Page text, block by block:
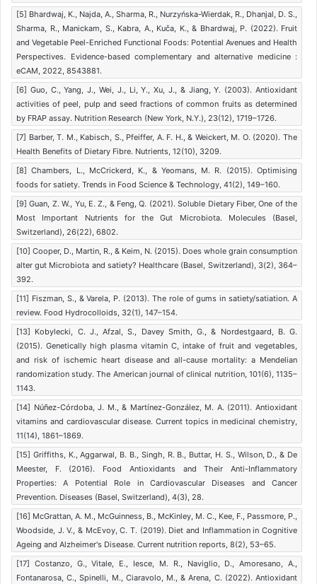
[5] Bhardwaj, K., Najda, A., Sharma, R., Nurzyńska-Wierdak, R., Dhanjal, D. S.,
Sharma, R., Manickam, S., Kabra, A., Kuča, K., & Bhardwaj, P. (2022). Fruit
and Vegetable Peel-Enriched Functional Foods: Potential Avenues and Health
Perspectives. Evidence-based complementary and alternative medicine :
eCAM, 2022, 8543881.
[6] Guo, C., Yang, J., Wei, J., Li, Y., Xu, J., & Jiang, Y. (2003). Antioxidant
activities of peel, pulp and seed fractions of common fruits as determined
by FRAP assay. Nutrition Research (New York, N.Y.), 23(12), 1719–1726.
[7] Barber, T. M., Kabisch, S., Pfeiffer, A. F. H., & Weickert, M. O. (2020). The
Health Benefits of Dietary Fibre. Nutrients, 12(10), 3209.
[8] Chambers, L., McCrickerd, K., & Yeomans, M. R. (2015). Optimising
foods for satiety. Trends in Food Science & Technology, 41(2), 149–160.
[9] Guan, Z. W., Yu, E. Z., & Feng, Q. (2021). Soluble Dietary Fiber, One of the
Most Important Nutrients for the Gut Microbiota. Molecules (Basel,
Switzerland), 26(22), 6802.
[10] Cooper, D., Martin, R., & Keim, N. (2015). Does whole grain consumption
alter gut Microbiota and satiety? Healthcare (Basel, Switzerland), 3(2), 364–
392.
[11] Fiszman, S., & Varela, P. (2013). The role of gums in satiety/satiation. A
review. Food Hydrocolloids, 32(1), 147–154.
[13] Kobylecki, C. J., Afzal, S., Davey Smith, G., & Nordestgaard, B. G.
(2015). Genetically high plasma vitamin C, intake of fruit and vegetables,
and risk of ischemic heart disease and all-cause mortality: a Mendelian
randomization study. The American journal of clinical nutrition, 101(6), 1135–
1143.
[14] Núñez-Córdoba, J. M., & Martínez-González, M. A. (2011). Antioxidant
vitamins and cardiovascular disease. Current topics in medicinal chemistry,
11(14), 1861–1869.
[15] Griffiths, K., Aggarwal, B. B., Singh, R. B., Buttar, H. S., Wilson, D., & De
Meester, F. (2016). Food Antioxidants and Their Anti-Inflammatory
Properties: A Potential Role in Cardiovascular Diseases and Cancer
Prevention. Diseases (Basel, Switzerland), 4(3), 28.
[16] McGrattan, A. M., McGuinness, B., McKinley, M. C., Kee, F., Passmore, P.,
Woodside, J. V., & McEvoy, C. T. (2019). Diet and Inflammation in Cognitive
Ageing and Alzheimer's Disease. Current nutrition reports, 8(2), 53–65.
[17] Costanzo, G., Vitale, E., Iesce, M. R., Naviglio, D., Amoresano, A.,
Fontanarosa, C., Spinelli, M., Ciaravolo, M., & Arena, C. (2022). Antioxidant